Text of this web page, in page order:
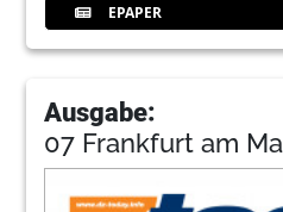
EPAPER
Ausgabe:
07 Frankfurt am